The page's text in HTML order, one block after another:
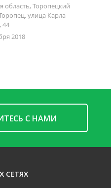
область, Торопецкий
улица Карла
44
2018
С НАМИ
СЕТЯХ